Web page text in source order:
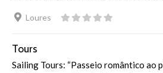
Loures
Tours
Sailing Tours: “Passeio romântico ao